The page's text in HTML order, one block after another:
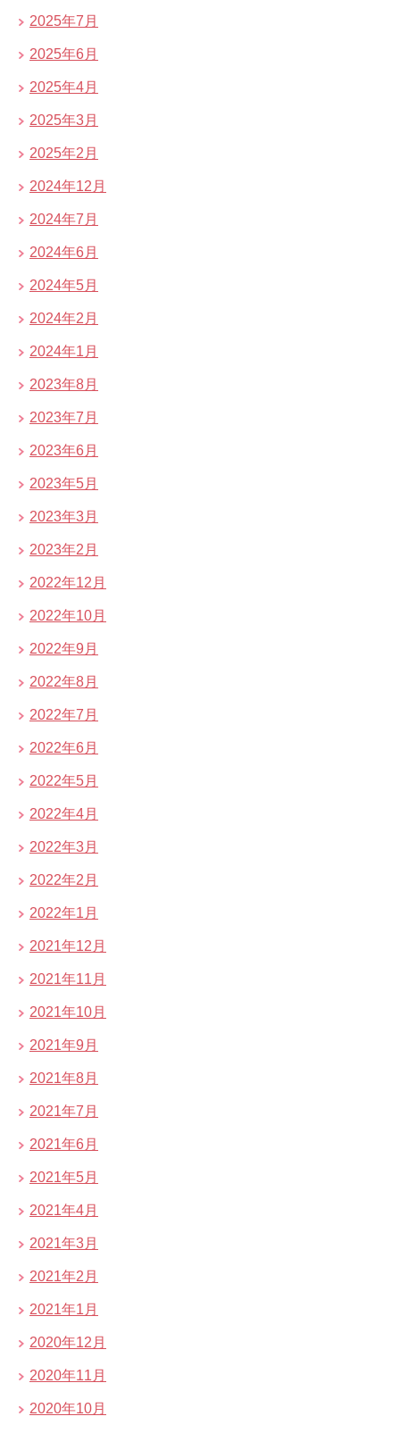
2025年7月
2025年6月
2025年4月
2025年3月
2025年2月
2024年12月
2024年7月
2024年6月
2024年5月
2024年2月
2024年1月
2023年8月
2023年7月
2023年6月
2023年5月
2023年3月
2023年2月
2022年12月
2022年10月
2022年9月
2022年8月
2022年7月
2022年6月
2022年5月
2022年4月
2022年3月
2022年2月
2022年1月
2021年12月
2021年11月
2021年10月
2021年9月
2021年8月
2021年7月
2021年6月
2021年5月
2021年4月
2021年3月
2021年2月
2021年1月
2020年12月
2020年11月
2020年10月